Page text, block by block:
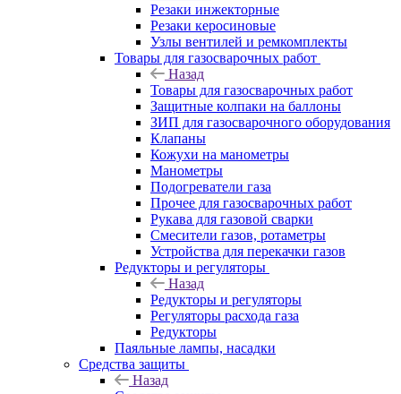
Резаки инжекторные
Резаки керосиновые
Узлы вентилей и ремкомплекты
Товары для газосварочных работ
Назад
Товары для газосварочных работ
Защитные колпаки на баллоны
ЗИП для газосварочного оборудования
Клапаны
Кожухи на манометры
Манометры
Подогреватели газа
Прочее для газосварочных работ
Рукава для газовой сварки
Смесители газов, ротаметры
Устройства для перекачки газов
Редукторы и регуляторы
Назад
Редукторы и регуляторы
Регуляторы расхода газа
Редукторы
Паяльные лампы, насадки
Средства защиты
Назад